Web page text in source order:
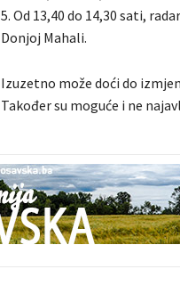
5. Od 13,40 do 14,30 sati,
Donjoj Mahali.
Izuzetno može doći do
Također su moguće i ne